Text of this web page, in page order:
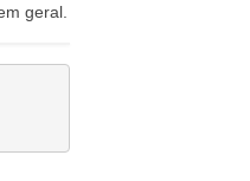
geral.